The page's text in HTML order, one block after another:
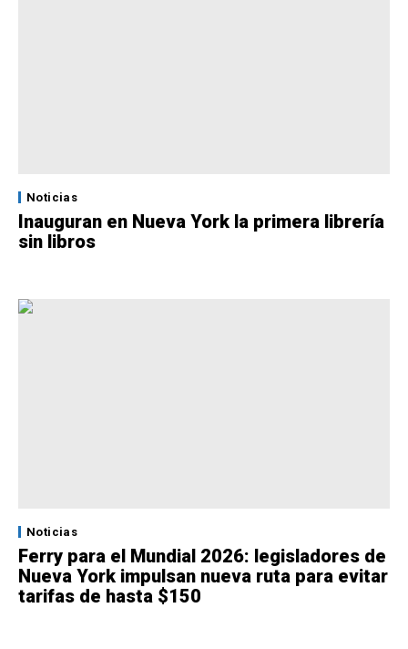
Noticias
Inauguran en Nueva York la primera librería
sin libros
Noticias
Ferry para el Mundial 2026: legisladores de
Nueva York impulsan nueva ruta para evitar
tarifas de hasta $150